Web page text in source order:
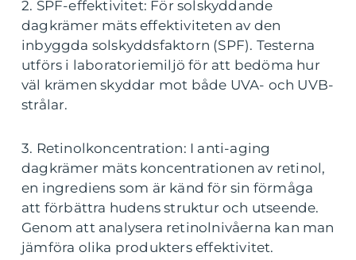
2. SPF-effektivitet: För solskyddande
dagkrämer mäts effektiviteten av den
inbyggda solskyddsfaktorn (SPF). Testerna
utförs i laboratoriemiljö för att bedöma hur
väl krämen skyddar mot både UVA- och UVB-
strålar.
3. Retinolkoncentration: I anti-aging
dagkrämer mäts koncentrationen av retinol,
en ingrediens som är känd för sin förmåga
att förbättra hudens struktur och utseende.
Genom att analysera retinolnivåerna kan man
jämföra olika produkters effektivitet.